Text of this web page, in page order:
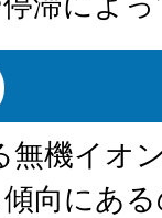
機イオ
向にあ